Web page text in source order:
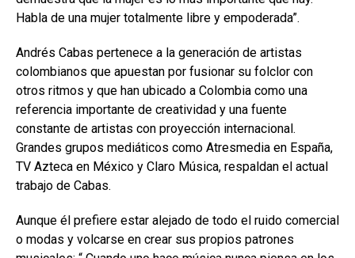
Habla de una mujer totalmente libre y empoderada”.
Andrés Cabas pertenece a la generación de artistas
colombianos que apuestan por fusionar su folclor con
otros ritmos y que han ubicado a Colombia como una
referencia importante de creatividad y una fuente
constante de artistas con proyección internacional.
Grandes grupos mediáticos como Atresmedia en España,
TV Azteca en México y Claro Música, respaldan el actual
trabajo de Cabas.
Aunque él prefiere estar alejado de todo el ruido comercial
o modas y volcarse en crear sus propios patrones